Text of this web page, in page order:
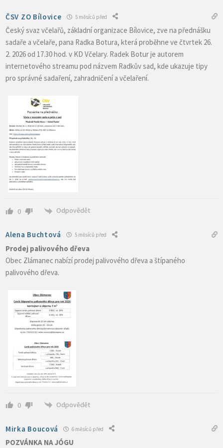
ČSV ZO Bílovice 5 měsíců před
Český svaz včelařů, základní organizace Bílovice, zve na přednášku
sadaře a včelaře, pana Radka Botura, která proběhne ve čtvrtek 26.
2. 2026 od 17.30 hod. v KD Včelary. Radek Botur je autorem
internetového streamu pod názvem Radkův sad, kde ukazuje tipy
pro správné sadaření, zahradničení a včelaření.
0 Odpovědět
Alena Buchtová 5 měsíců před
Prodej palivového dřeva
Obec Zlámanec nabízí prodej palivového dřeva a štípaného
palivového dřeva.
0 Odpovědět
Mirka Boucová 6 měsíců před
POZVÁNKA NA JÓGU